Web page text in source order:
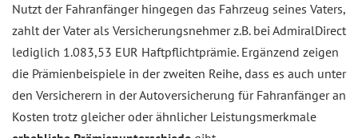
Nutzt der Fahranfänger hingegen das Fahrzeug seines Vaters,
zahlt der Vater als Versicherungsnehmer z.B. bei AdmiralDirect
lediglich 1.083,53 EUR Haftpflichtprämie. Ergänzend zeigen
die Prämienbeispiele in der zweiten Reihe, dass es auch unter
den Versicherern in der Autoversicherung für Fahranfänger an
Kosten trotz gleicher oder ähnlicher Leistungsmerkmale